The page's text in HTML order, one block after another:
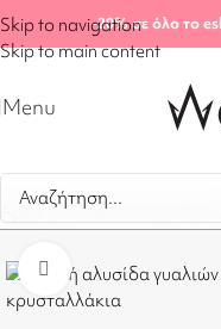
Skip to navigation
Skip to main content
-20%σε όλο το
Menu
Αρχική σελίδα
Click to enlarge